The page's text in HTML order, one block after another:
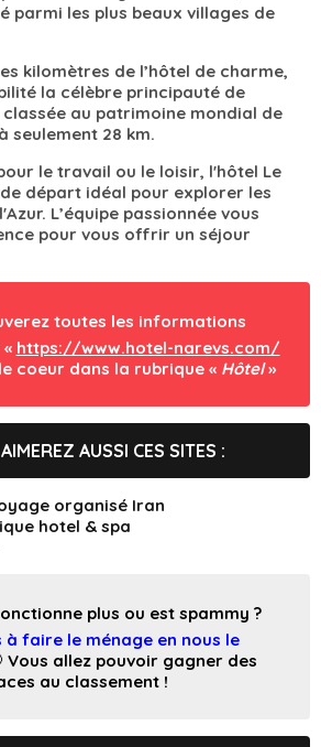
parmi les plus beaux villages de
kilomètres de l’hôtel de charme,
la célèbre principauté de
classée au patrimoine mondial de
seulement 28 km.
le travail ou le loisir, l'hôtel Le
départ idéal pour explorer les
L’équipe passionnée vous
pour vous offrir un séjour
toutes les informations
https://www.hotel-narevs.com/
coeur dans la rubrique « Hôtel»
AUSSI CES SITES :
organisé Iran
hotel & spa
plus ou est spammy ?
à faire le ménage en nous le
Vous allez pouvoir gagner des
au classement !